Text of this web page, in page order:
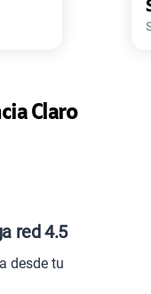
Claro
red 4.5
desde tu